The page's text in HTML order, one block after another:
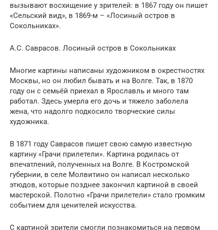
вызывают восхищение у зрителей: в 1867 году он пишет
«Сельский вид», в 1869-м – «Лосиный остров в
Сокольниках».
А.С. Саврасов. Лосиный остров в Сокольниках
Многие картины написаны художником в окрестностях
Москвы, но он любил бывать и на Волге. Так, в 1870
году он с семьёй приехал в Ярославль и много там
работал. Здесь умерла его дочь и тяжело заболела
жена, что надолго подкосило творческие силы
художника.
В 1871 году Саврасов пишет свою самую известную
картину «Грачи прилетели». Картина родилась от
впечатлений, полученных на Волге. В Костромской
губернии, в селе Молвитино он написал несколько
этюдов, которые позднее закончил картиной в своей
мастерской. Полотно «Грачи прилетели» стало громким
событием для ценителей искусства.
С картиной зрители смогли познакомиться на первом